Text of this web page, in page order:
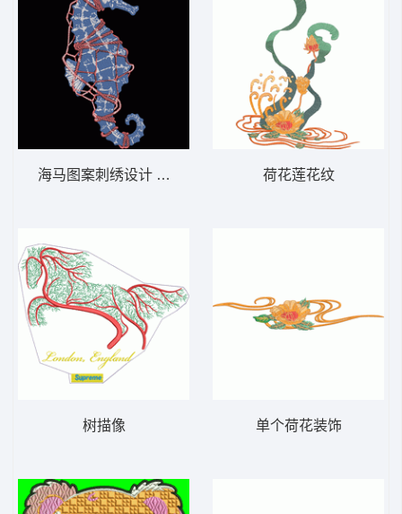
海马图案刺绣设计 海马
树描像
荷花莲花纹
单个荷花装饰